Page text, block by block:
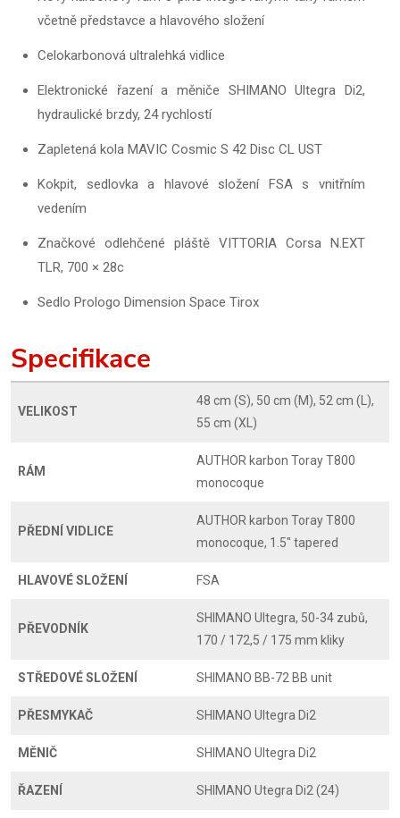
včetně představce a hlavového složení
Celokarbonová ultralehká vidlice
Elektronické řazení a měniče SHIMANO Ultegra Di2,
hydraulické brzdy, 24 rychlostí
Zapletená kola MAVIC Cosmic S 42 Disc CL UST
Kokpit, sedlovka a hlavové složení FSA s vnitřním
vedením
Značkové odlehčené pláště VITTORIA Corsa N.EXT
TLR, 700 × 28c
Sedlo Prologo Dimension Space Tirox
Specifikace
VELIKOST
48 cm (S), 50 cm (M), 52 cm (L),
55 cm (XL)
RÁM
AUTHOR karbon Toray T800
monocoque
PŘEDNÍ VIDLICE
AUTHOR karbon Toray T800
monocoque, 1.5" tapered
HLAVOVÉ SLOŽENÍ FSA
PŘEVODNÍK
SHIMANO Ultegra, 50-34 zubů,
170 / 172,5 / 175 mm kliky
STŘEDOVÉ SLOŽENÍ SHIMANO BB-72 BB unit
PŘESMYKAČ SHIMANO Ultegra Di2
MĚNIČ SHIMANO Ultegra Di2
ŘAZENÍ SHIMANO Utegra Di2 (24)